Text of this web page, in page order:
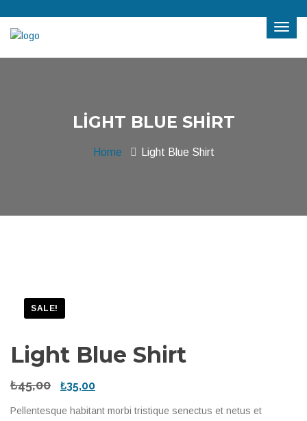
LIGHT BLUE SHIRT
Home Light Blue Shirt
SALE!
Light Blue Shirt
₺45,00 ₺35,00
Pellentesque habitant morbi tristique senectus et netus et